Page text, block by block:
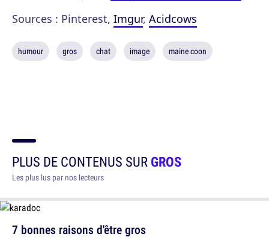
Sources : Pinterest, Imgur, Acidcows
humour gros chat image maine coon
PLUS DE CONTENUS SURGROS
Les plus lus par nos lecteurs
7 bonnes raisons d'être gros